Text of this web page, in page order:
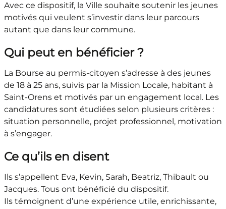
Avec ce dispositif, la Ville souhaite soutenir les jeunes
motivés qui veulent s’investir dans leur parcours
autant que dans leur commune.
Qui peut en bénéficier ?
La Bourse au permis-citoyen s’adresse à des jeunes
de 18 à 25 ans, suivis par la Mission Locale, habitant à
Saint-Orens et motivés par un engagement local. Les
candidatures sont étudiées selon plusieurs critères :
situation personnelle, projet professionnel, motivation
à s’engager.
Ce qu’ils en disent
Ils s’appellent Eva, Kevin, Sarah, Beatriz, Thibault ou
Jacques. Tous ont bénéficié du dispositif.
Ils témoignent d’une expérience utile, enrichissante,